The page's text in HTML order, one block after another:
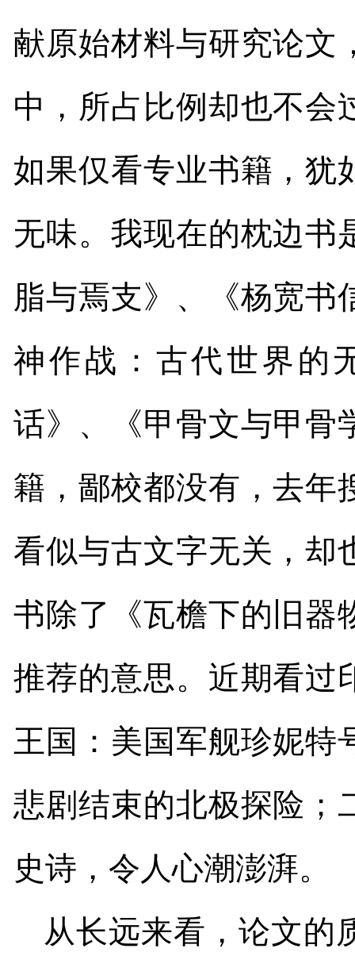
献原始材料与研究论文
中，所占比例却也不会
如果仅看专业书籍，犹
无味。我现在的枕边书
脂与焉支》、《杨宽书
神作战：古代世界的
话》、《甲骨文与甲骨
籍，鄙校都没有，去年
看似与古文字无关，却
书除了《瓦檐下的旧器
推荐的意思。近期看过
王国：美国军舰珍妮特
悲剧结束的北极探险；
史诗，令人心潮澎湃。
从长远来看，论文的